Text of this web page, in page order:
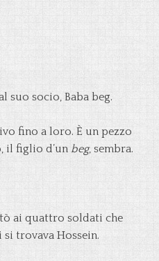
suo socio, Baba beg.
fino a loro. È un pezzo
il figlio d’un beg, sembra.
ai quattro soldati che
trovava Hossein.